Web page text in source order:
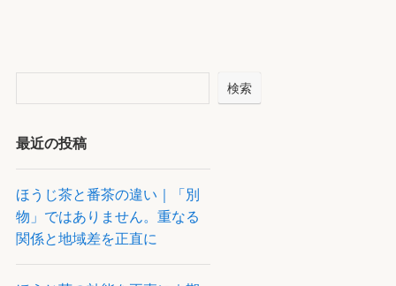
検索
最近の投稿
ほうじ茶と番茶の違い｜「別
物」ではありません。重なる
関係と地域差を正直に